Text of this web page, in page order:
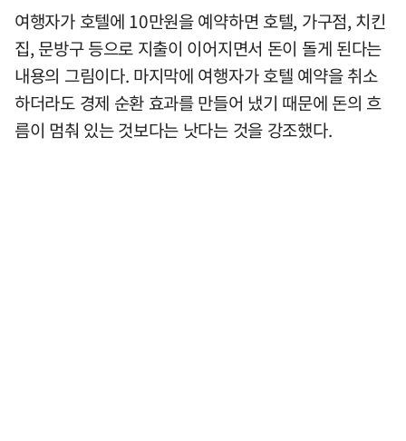
여행자가 호텔에 10만원을 예약하면 호텔, 가구점, 치킨
집, 문방구 등으로 지출이 이어지면서 돈이 돌게 된다는
내용의 그림이다. 마지막에 여행자가 호텔 예약을 취소
하더라도 경제 순환 효과를 만들어 냈기 때문에 돈의 흐
름이 멈춰 있는 것보다는 낫다는 것을 강조했다.